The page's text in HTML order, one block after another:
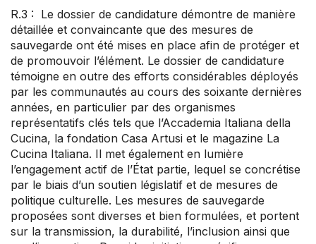
R.3 : Le dossier de candidature démontre de manière
détaillée et convaincante que des mesures de
sauvegarde ont été mises en place afin de protéger et
de promouvoir l’élément. Le dossier de candidature
témoigne en outre des efforts considérables déployés
par les communautés au cours des soixante dernières
années, en particulier par des organismes
représentatifs clés tels que l’Accademia Italiana della
Cucina, la fondation Casa Artusi et le magazine La
Cucina Italiana. Il met également en lumière
l’engagement actif de l’État partie, lequel se concrétise
par le biais d’un soutien législatif et de mesures de
politique culturelle. Les mesures de sauvegarde
proposées sont diverses et bien formulées, et portent
sur la transmission, la durabilité, l’inclusion ainsi que